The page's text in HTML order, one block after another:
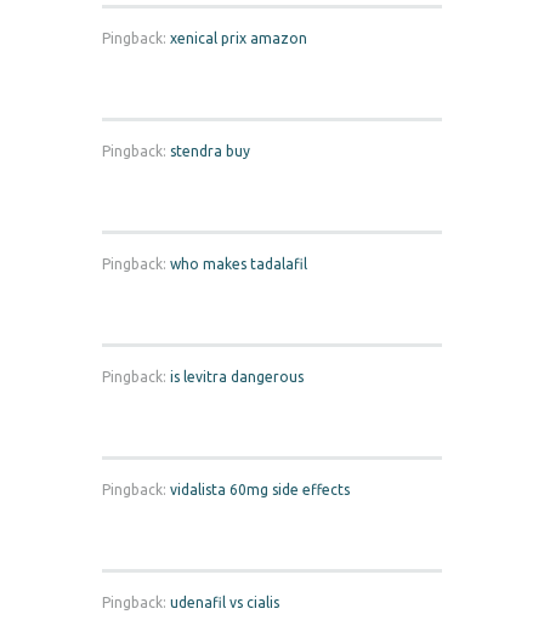
Pingback: xenical prix amazon
Pingback: stendra buy
Pingback: who makes tadalafil
Pingback: is levitra dangerous
Pingback: vidalista 60mg side effects
Pingback: udenafil vs cialis